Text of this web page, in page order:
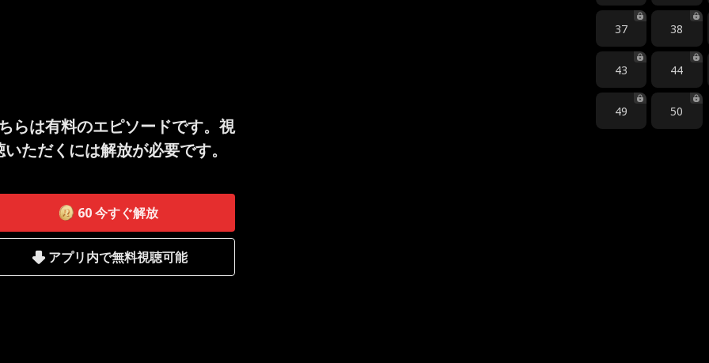
らは有料のエピソードです。視
いただくには解放が必要です。
60 今すぐ解放
アプリ内で無料視聴可能
37 38
43 44
49 50